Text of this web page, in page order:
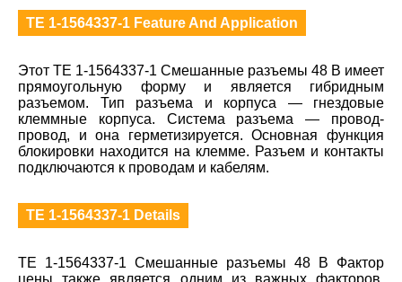
TE 1-1564337-1 Feature And Application
Этот TE 1-1564337-1 Смешанные разъемы 48 В имеет
прямоугольную форму и является гибридным
разъемом. Тип разъема и корпуса — гнездовые
клеммные корпуса. Система разъема — провод-
провод, и она герметизируется. Основная функция
блокировки находится на клемме. Разъем и контакты
подключаются к проводам и кабелям.
TE 1-1564337-1 Details
TE 1-1564337-1 Смешанные разъемы 48 В Фактор
цены также является одним из важных факторов,